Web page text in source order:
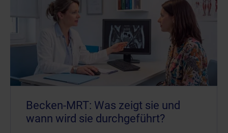
Becken-MRT: Was zeigt sie und
wann wird sie durchgeführt?